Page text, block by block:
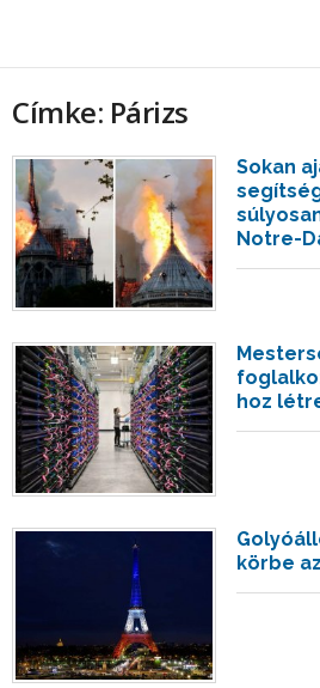
Címke: Párizs
Sokan
Notre-
hoz
körbe